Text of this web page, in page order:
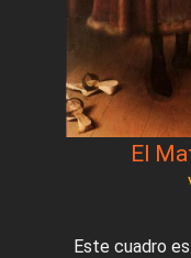
El
Este cuadro